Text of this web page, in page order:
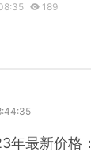
189
年最新价格：